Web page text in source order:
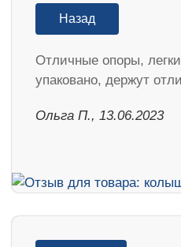
Назад
Отличные опоры,
упаковано, держут
Ольга П., 13.06.2023